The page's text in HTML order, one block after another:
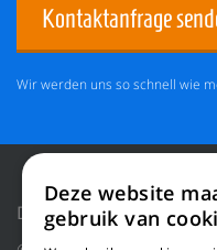
Kontaktanfrage
Wir werden uns so schnell wie
Datenschutzrichtlinie
Deze website
gebruik van